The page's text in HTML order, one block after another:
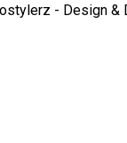
- Design &